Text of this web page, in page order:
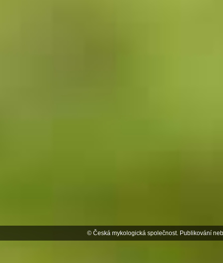
© Česká mykologická společnost. Publikování